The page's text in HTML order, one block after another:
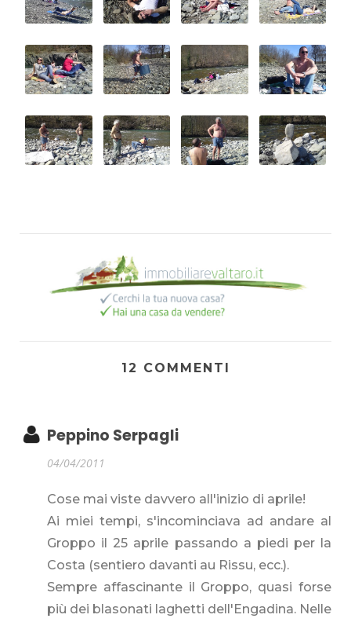
12 COMMENTI
Peppino Serpagli
04/04/2011
Cose mai viste davvero all'inizio di aprile!
Ai miei tempi, s'incominciava ad andare al
Groppo il 25 aprile passando a piedi per la
Costa (sentiero davanti au Rissu, ecc.).
Sempre affascinante il Groppo, quasi forse
più dei blasonati laghetti dell'Engadina. Nelle